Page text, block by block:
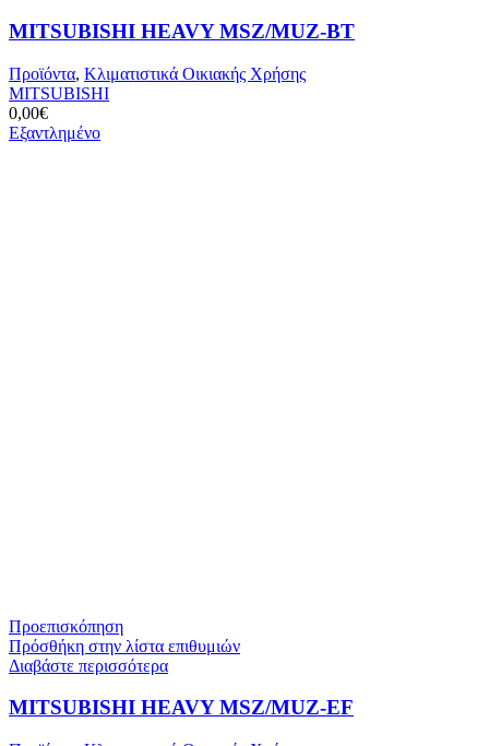
προϊόν
έχει
πολλαπλές
παραλλαγές.
Οι
επιλογές
μπορούν
MITSUBISHI HEAVY MSZ/MUZ-BT
Προϊόντα, Κλιματιστικά Οικιακής Χρήσης
MITSUBISHI
0,00€
Εξαντλημένο
Προεπισκόπηση
Πρόσθήκη στην λίστα επιθυμιών
Διαβάστε περισσότερα
MITSUBISHI HEAVY MSZ/MUZ-EF